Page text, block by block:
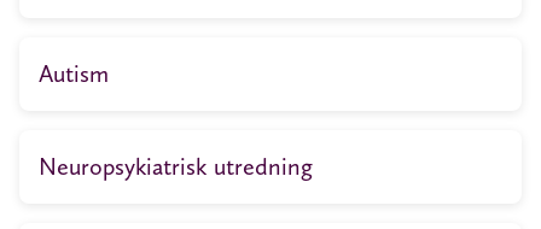
Autism
Neuropsykiatrisk utredning